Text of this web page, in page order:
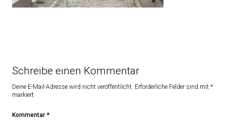
Schreibe einen Kommentar
Deine E-Mail-Adresse wird nicht veröffentlicht. Erforderliche Felder sind mit *
markiert
Kommentar *